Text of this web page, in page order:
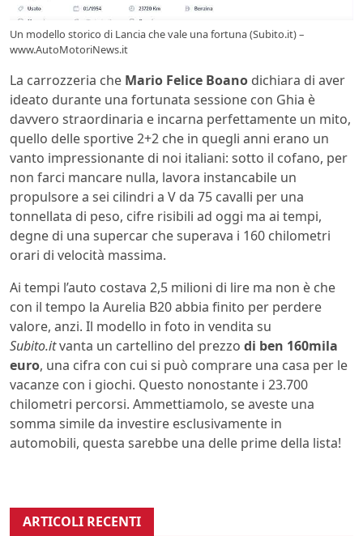
Un modello storico di Lancia che vale una fortuna (Subito.it) –
www.AutoMotoriNews.it
La carrozzeria che Mario Felice Boano dichiara di aver
ideato durante una fortunata sessione con Ghia è
davvero straordinaria e incarna perfettamente un mito,
quello delle sportive 2+2 che in quegli anni erano un
vanto impressionante di noi italiani: sotto il cofano, per
non farci mancare nulla, lavora instancabile un
propulsore a sei cilindri a V da 75 cavalli per una
tonnellata di peso, cifre risibili ad oggi ma ai tempi,
degne di una supercar che superava i 160 chilometri
orari di velocità massima.
Ai tempi l’auto costava 2,5 milioni di lire ma non è che
con il tempo la Aurelia B20 abbia finito per perdere
valore, anzi. Il modello in foto in vendita su
Subito.itvanta un cartellino del prezzo di ben 160mila
euro, una cifra con cui si può comprare una casa per le
vacanze con i giochi. Questo nonostante i 23.700
chilometri percorsi. Ammettiamolo, se aveste una
somma simile da investire esclusivamente in
automobili, questa sarebbe una delle prime della lista!
ARTICOLI RECENTI